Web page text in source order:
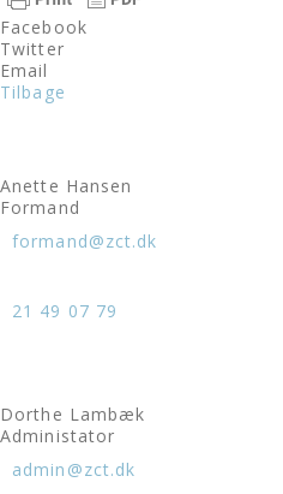
Facebook
Twitter
Email
Tilbage
Anette Hansen
Formand
formand@zct.dk
21 49 07 79
Dorthe Lambæk
Administator
admin@zct.dk